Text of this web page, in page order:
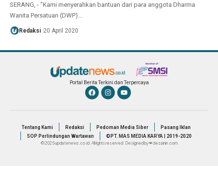
SERANG, - "Kami menyerahkan bantuan dari para anggota Dharma
Wanita Persatuan (DWP)…
Redaksi 20 April 2020
Portal Berita Terkini dan Terpercaya
Tentang Kami Redaksi Pedoman Media Siber
Pasang Iklan
SOP Perlindungan Wartawan
©PT. MAS MEDIA KARYA | 2019-2020
© 2025 updatenews.co.id. All rights reserved. Designed by ❤ dezainin.com